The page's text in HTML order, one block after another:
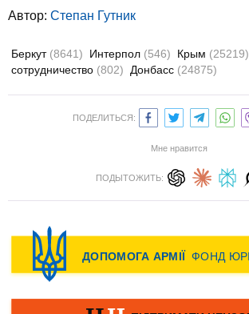
Автор: Степан Гутник
Беркут (8641) Интерпол (546) Крым (25219)
сотрудничество (802) Донбасс (24875)
ПОДЕЛИТЬСЯ:
Мне нравится
ПОДЫТОЖИТЬ: